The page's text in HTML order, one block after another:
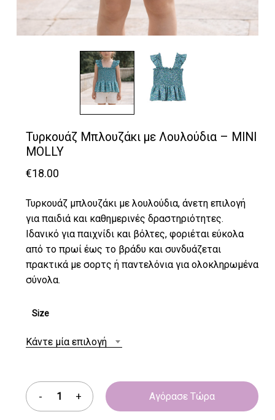
Τυρκουάζ Μπλουζάκι με Λουλούδια – MINI
MOLLY
€18.00
Τυρκουάζ μπλουζάκι με λουλούδια, άνετη επιλογή
για παιδιά και καθημερινές δραστηριότητες.
Ιδανικό για παιχνίδι και βόλτες, φοριέται εύκολα
από το πρωί έως το βράδυ και συνδυάζεται
πρακτικά με σορτς ή παντελόνια για ολοκληρωμένα
σύνολα.
Size
Κάντε μία επιλογή
Αγόρασε Τώρα